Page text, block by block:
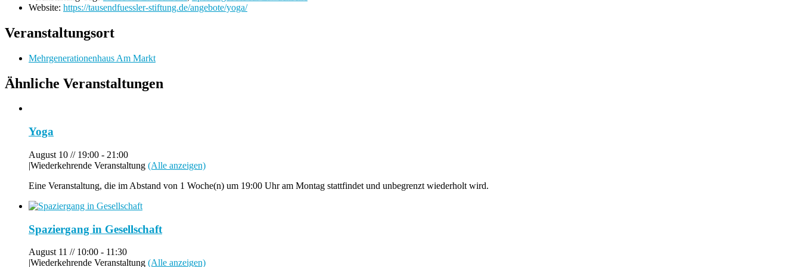
Website: https://tausendfuessler-stiftung.de/angebote/yoga/
Veranstaltungsort
Mehrgenerationenhaus Am Markt
Ähnliche Veranstaltungen
Yoga
August 10 // 19:00 - 21:00
|Wiederkehrende Veranstaltung (Alle anzeigen)
Eine Veranstaltung, die im Abstand von 1 Woche(n) um 19:00 Uhr am Montag stattfindet und unbegrenzt wiederholt wird.
Spaziergang in Gesellschaft
August 11 // 10:00 - 11:30
|Wiederkehrende Veranstaltung (Alle anzeigen)